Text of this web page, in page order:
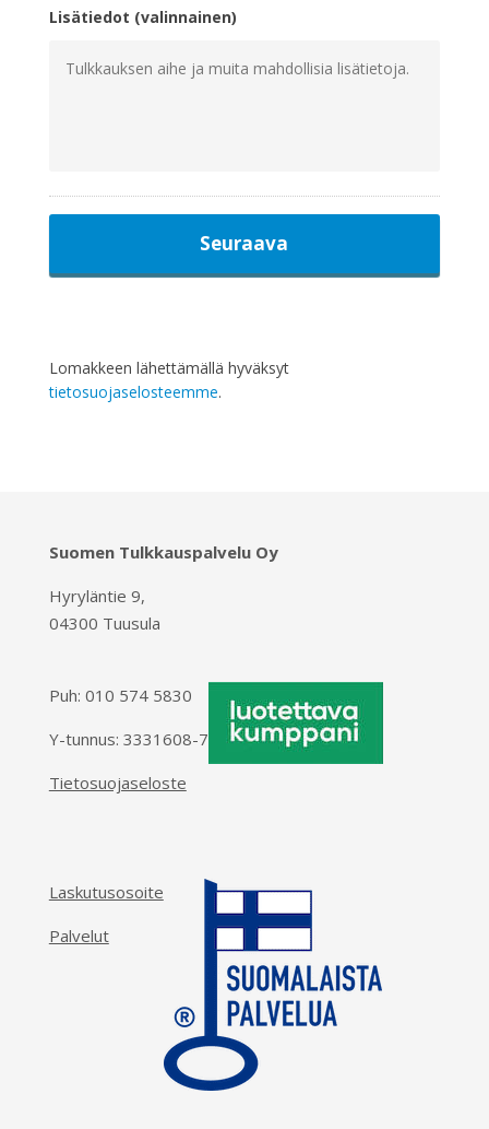
Lisätiedot (valinnainen)
Lomakkeen lähettämällä hyväksyt
tietosuojaselosteemme.
Suomen Tulkkauspalvelu Oy
Hyryläntie 9,
04300 Tuusula
Puh: 010 574 5830
Y-tunnus: 3331608-7
Tietosuojaseloste
Laskutusosoite
Palvelut